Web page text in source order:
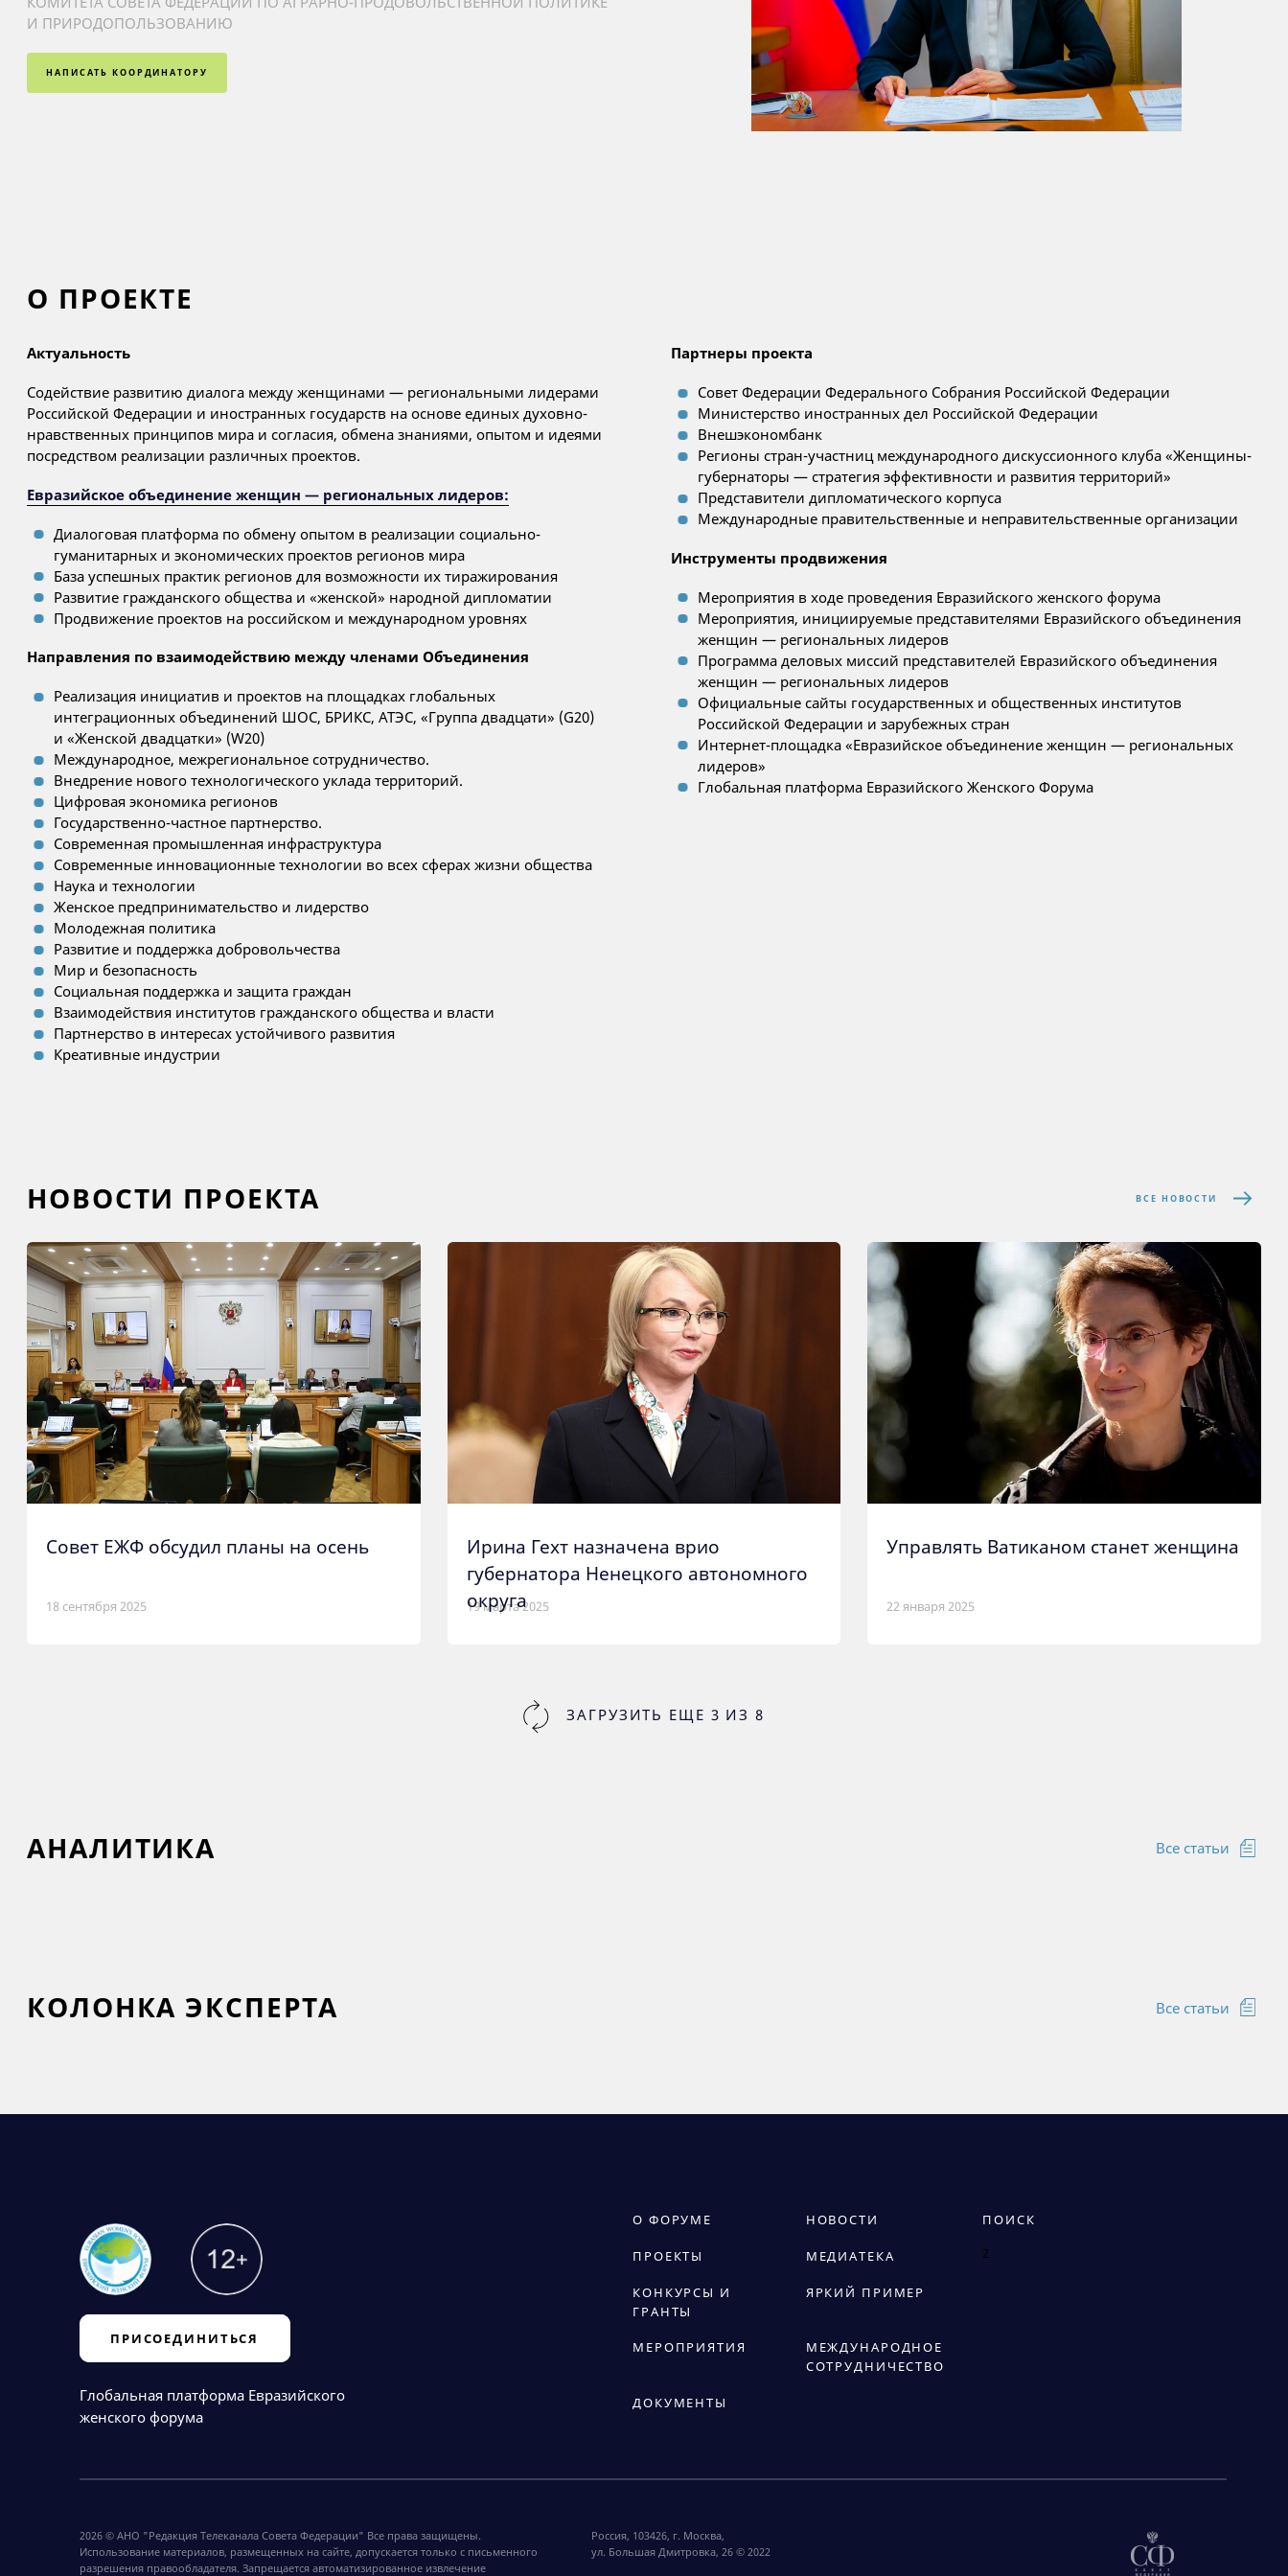
И ПРИРОДОПОЛЬЗОВАНИЮ
НАПИСАТЬ КООРДИНАТОРУ
О ПРОЕКТЕ
Актуальность
Содействие развитию диалога между женщинами — региональными лидерами
Российской Федерации и иностранных государств на основе единых духовно-
нравственных принципов мира и согласия, обмена знаниями, опытом и идеями
посредством реализации различных проектов.
Евразийское объединение женщин — региональных лидеров:
Диалоговая платформа по обмену опытом в реализации социально-
гуманитарных и экономических проектов регионов мира
База успешных практик регионов для возможности их тиражирования
Развитие гражданского общества и «женской» народной дипломатии
Продвижение проектов на российском и международном уровнях
Направления по взаимодействию между членами Объединения
Реализация инициатив и проектов на площадках глобальных
интеграционных объединений ШОС, БРИКС, АТЭС, «Группа двадцати» (G20)
и «Женской двадцатки» (W20)
Международное, межрегиональное сотрудничество.
Внедрение нового технологического уклада территорий.
Цифровая экономика регионов
Государственно-частное партнерство.
Современная промышленная инфраструктура
Современные инновационные технологии во всех сферах жизни общества
Наука и технологии
Женское предпринимательство и лидерство
Молодежная политика
Развитие и поддержка добровольчества
Мир и безопасность
Социальная поддержка и защита граждан
Взаимодействия институтов гражданского общества и власти
Партнерство в интересах устойчивого развития
Креативные индустрии
Партнеры проекта
Совет Федерации Федерального Собрания Российской Федерации
Министерство иностранных дел Российской Федерации
Внешэкономбанк
Регионы стран-участниц международного дискуссионного клуба «Женщины-
губернаторы — стратегия эффективности и развития территорий»
Представители дипломатического корпуса
Международные правительственные и неправительственные организации
Инструменты продвижения
Мероприятия в ходе проведения Евразийского женского форума
Мероприятия, инициируемые представителями Евразийского объединения
женщин — региональных лидеров
Программа деловых миссий представителей Евразийского объединения
женщин — региональных лидеров
Официальные сайты государственных и общественных институтов
Российской Федерации и зарубежных стран
Интернет-площадка «Евразийское объединение женщин — региональных
лидеров»
Глобальная платформа Евразийского Женского Форума
НОВОСТИ ПРОЕКТА ВСЕ НОВОСТИ
Совет ЕЖФ обсудил планы на осень
18 сентября 2025
Ирина Гехт назначена врио
губернатора Ненецкого автономного
округа
19 марта 2025
Управлять Ватиканом станет женщина
22 января 2025
ЗАГРУЗИТЬ ЕЩЕ 3 ИЗ 8
АНАЛИТИКА Все статьи
КОЛОНКА ЭКСПЕРТА Все статьи
ПРИСОЕДИНИТЬСЯ
Глобальная платформа Евразийского
женского форума
О ФОРУМЕ НОВОСТИ
ПРОЕКТЫ МЕДИАТЕКА
КОНКУРСЫ И
ГРАНТЫ
ЯРКИЙ ПРИМЕР
МЕРОПРИЯТИЯ
МЕЖДУНАРОДНОЕ
СОТРУДНИЧЕСТВО
ДОКУМЕНТЫ
ПОИСК
2
2026 © АНО "Редакция Телеканала Совета Федерации" Все права защищены.
Использование материалов, размещенных на сайте, допускается только с письменного
разрешения правообладателя. Запрещается автоматизированное извлечение
Россия, 103426, г. Москва,
ул. Большая Дмитровка, 26 © 2022